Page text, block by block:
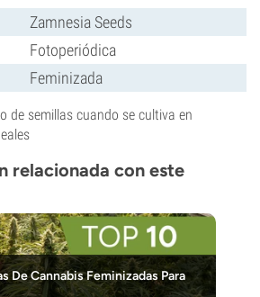
Zamnesia Seeds
Fotoperiódica
Feminizada
de semillas cuando se cultiva en
relacionada con este
De Cannabis Feminizadas Para